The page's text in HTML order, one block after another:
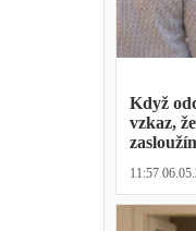
Když
vzkaz,
mohl
druhá
svátky
11:57